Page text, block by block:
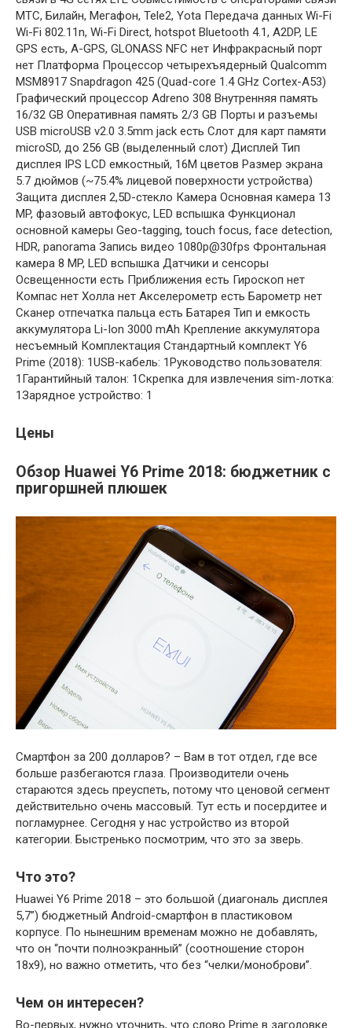
МТС, Билайн, Мегафон, Tele2, Yota Передача данных Wi-Fi
Wi-Fi 802.11n, Wi-Fi Direct, hotspot Bluetooth 4.1, A2DP, LE
GPS есть, A-GPS, GLONASS NFC нет Инфракрасный порт
нет Платформа Процессор четырехъядерный Qualcomm
MSM8917 Snapdragon 425 (Quad-core 1.4 GHz Cortex-A53)
Графический процессор Adreno 308 Внутренняя память
16/32 GB Оперативная память 2/3 GB Порты и разъемы
USB microUSB v2.0 3.5mm jack есть Слот для карт памяти
microSD, до 256 GB (выделенный слот) Дисплей Тип
дисплея IPS LCD емкостный, 16M цветов Размер экрана
5.7 дюймов (~75.4% лицевой поверхности устройства)
Защита дисплея 2,5D-стекло Камера Основная камера 13
MP, фазовый автофокус, LED вспышка Функционал
основной камеры Geo-tagging, touch focus, face detection,
HDR, panorama Запись видео 1080p@30fps Фронтальная
камера 8 MP, LED вспышка Датчики и сенсоры
Освещенности есть Приближения есть Гироскоп нет
Компас нет Холла нет Акселерометр есть Барометр нет
Сканер отпечатка пальца есть Батарея Тип и емкость
аккумулятора Li-Ion 3000 mAh Крепление аккумулятора
несъемный Комплектация Стандартный комплект Y6
Prime (2018): 1USB-кабель: 1Руководство пользователя:
1Гарантийный талон: 1Скрепка для извлечения sim-лотка:
1Зарядное устройство: 1
Цены
Обзор Huawei Y6 Prime 2018: бюджетник с
пригоршней плюшек
Смартфон за 200 долларов? – Вам в тот отдел, где все
больше разбегаются глаза. Производители очень
стараются здесь преуспеть, потому что ценовой сегмент
действительно очень массовый. Тут есть и посердитее и
погламурнее. Сегодня у нас устройство из второй
категории. Быстренько посмотрим, что это за зверь.
Что это?
Huawei Y6 Prime 2018 – это большой (диагональ дисплея
5,7”) бюджетный Аndroid-смартфон в пластиковом
корпусе. По нынешним временам можно не добавлять,
что он “почти полноэкранный” (соотношение сторон
18х9), но важно отметить, что без “челки/моноброви”.
Чем он интересен?
Во-первых, нужно уточнить, что слово Prime в заголовке